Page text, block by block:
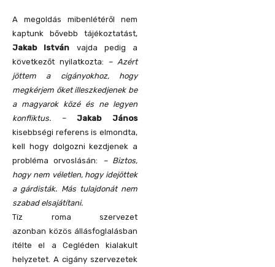
A megoldás mibenlétéről nem
kaptunk bővebb tájékoztatást,
Jakab István vajda pedig a
következőt nyilatkozta:
– Azért
jöttem a cigányokhoz, hogy
megkérjem őket illeszkedjenek be
a magyarok közé és ne legyen
konfliktus. –Jakab János
kisebbségi referens is elmondta,
kell hogy dolgozni kezdjenek a
probléma orvoslásán:
– Biztos,
hogy nem véletlen, hogy idejöttek
a gárdisták. Más tulajdonát nem
szabad elsajátítani.
Tíz roma szervezet
azonban közös állásfoglalásban
ítélte el a Cegléden kialakult
helyzetet. A cigány szervezetek